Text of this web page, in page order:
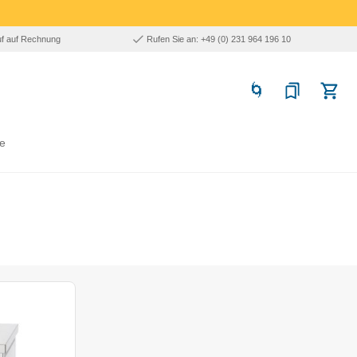
auf Rechnung Rufen Sie an: +49 (0) 231 964 196 10